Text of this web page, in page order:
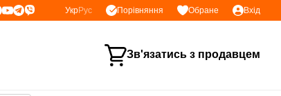
УкрРус Порівняння Обране Вхід
Зв'язатись з продавцем